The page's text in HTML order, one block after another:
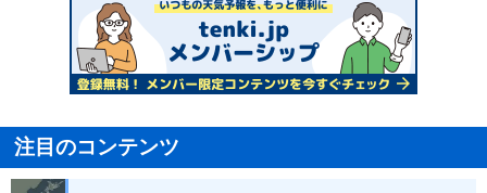
注目のコンテンツ